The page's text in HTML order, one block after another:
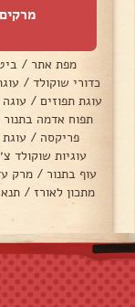
מרקים
מפת אתר /
כדורי שוקולד /
עוגת תפוזים /
תפוח אדמה בתנור
פריקסה / עוגת
עוגיות שוקולד
עוף בתנור / מרק
מתכון לאורז /